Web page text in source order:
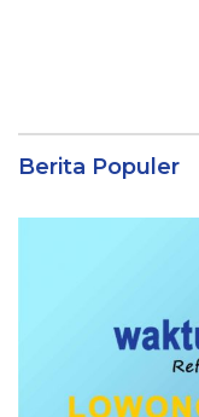
Berita Populer